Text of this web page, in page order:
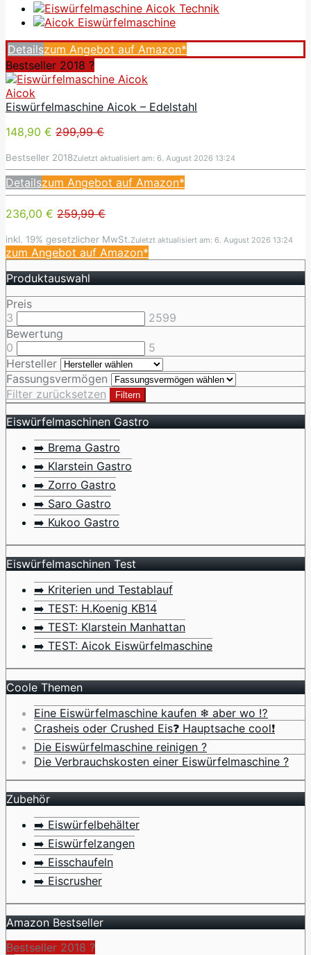
Detailszum Angebot auf Amazon*
Bestseller 2018 ?
Aicok
Eiswürfelmaschine Aicok – Edelstahl
148,90 € 299,99 €
Bestseller 2018Zuletzt aktualisiert am: 6. August 2026 13:24
Detailszum Angebot auf Amazon*
236,00 € 259,99 €
inkl. 19% gesetzlicher MwSt.Zuletzt aktualisiert am: 6. August 2026 13:24
zum Angebot auf Amazon*
Produktauswahl
Preis
3
2599
Bewertung
0
5
Hersteller
Fassungsvermögen
Filter zurücksetzen
Filtern
Eiswürfelmaschinen Gastro
➡️ Brema Gastro
➡️ Klarstein Gastro
➡️ Zorro Gastro
➡️ Saro Gastro
➡️ Kukoo Gastro
Eiswürfelmaschinen Test
➡️ Kriterien und Testablauf
➡️ TEST: H.Koenig KB14
➡️ TEST: Klarstein Manhattan
➡️ TEST: Aicok Eiswürfelmaschine
Coole Themen
Eine Eiswürfelmaschine kaufen ❄ aber wo ⁉️
Crasheis oder Crushed Eis❓ Hauptsache cool❗
Die Eiswürfelmaschine reinigen ?
Die Verbrauchskosten einer Eiswürfelmaschine ?
Zubehör
➡️ Eiswürfelbehälter
➡️ Eiswürfelzangen
➡️ Eisschaufeln
➡️ Eiscrusher
Amazon Bestseller
Bestseller 2018 ?